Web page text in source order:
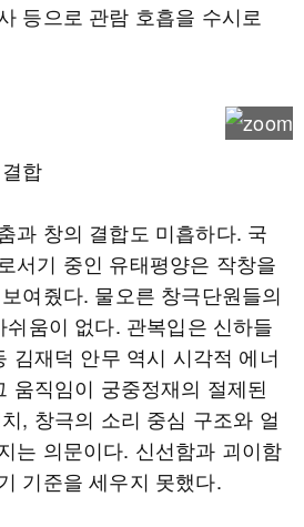
등으로 관람 호흡을 수시로
합
과 창의 결합도 미흡하다. 국
서기 중인 유태평양은 작창을
여줬다. 물오른 창극단원들의
쉬움이 없다. 관복입은 신하들
김재덕 안무 역시 시각적 에너
움직임이 궁중정재의 절제된
, 창극의 소리 중심 구조와 얼
는 의문이다. 신선함과 괴이함
기준을 세우지 못했다.